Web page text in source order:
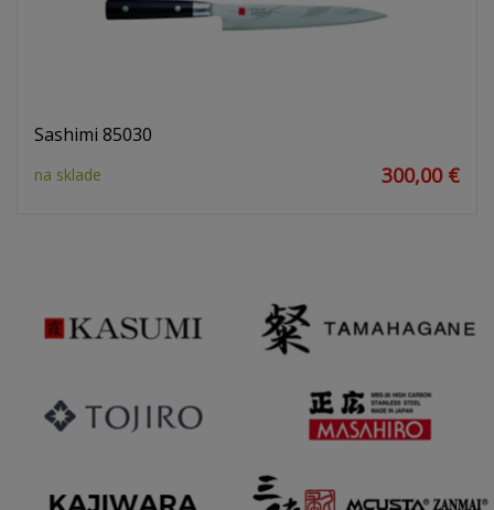
Sashimi 85030
na sklade 300,00 €